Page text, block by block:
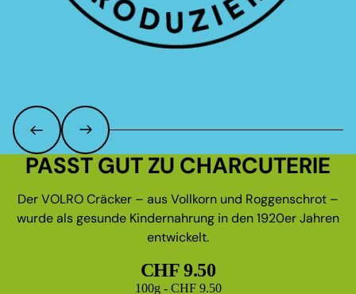
PASST GUT ZU CHARCUTERIE
Der VOLRO Cräcker – aus Vollkorn und Roggenschrot –
wurde als gesunde Kindernahrung in den 1920er Jahren
entwickelt.
CHF 9.50
Grundpreis
100g - CHF 9.50